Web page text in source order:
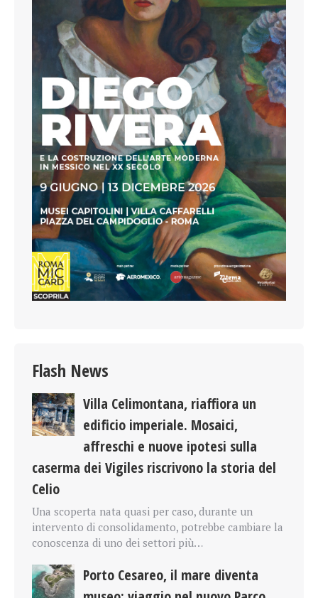
Flash News
Villa Celimontana, riaffiora un
edificio imperiale. Mosaici,
affreschi e nuove ipotesi sulla
caserma dei Vigiles riscrivono la storia del
Celio
Una scoperta nata quasi per caso, durante un
intervento di consolidamento, potrebbe cambiare la
conoscenza di uno dei settori più…
Porto Cesareo, il mare diventa